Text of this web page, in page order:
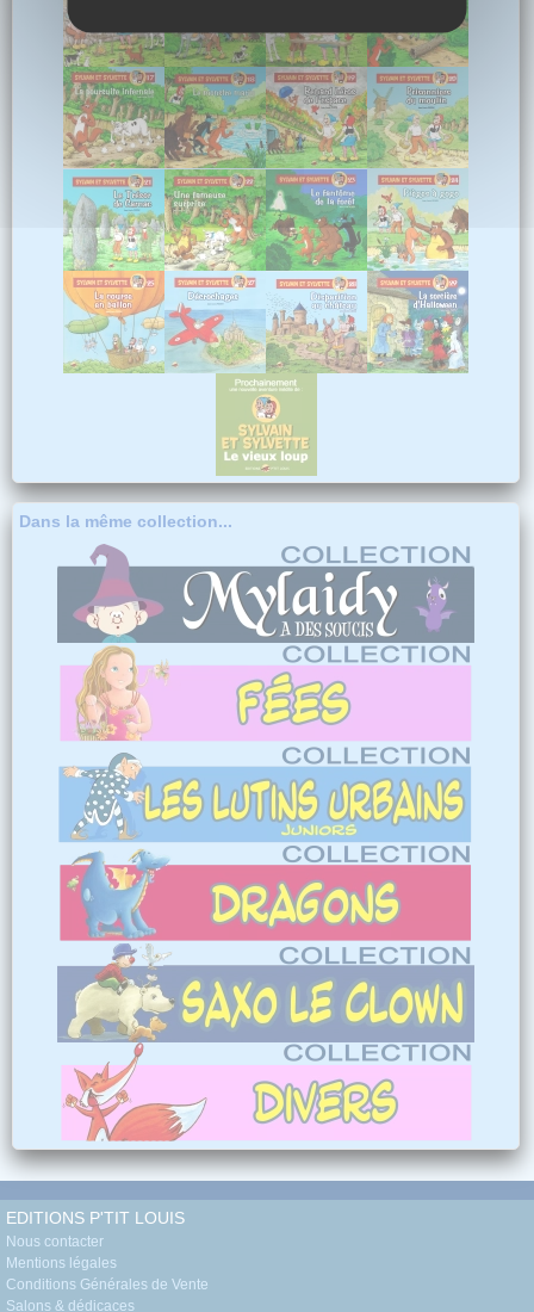
Dans la même collection...
EDITIONS P'TIT LOUIS
Nous contacter
Mentions légales
Conditions Générales de Vente
Salons & dédicaces